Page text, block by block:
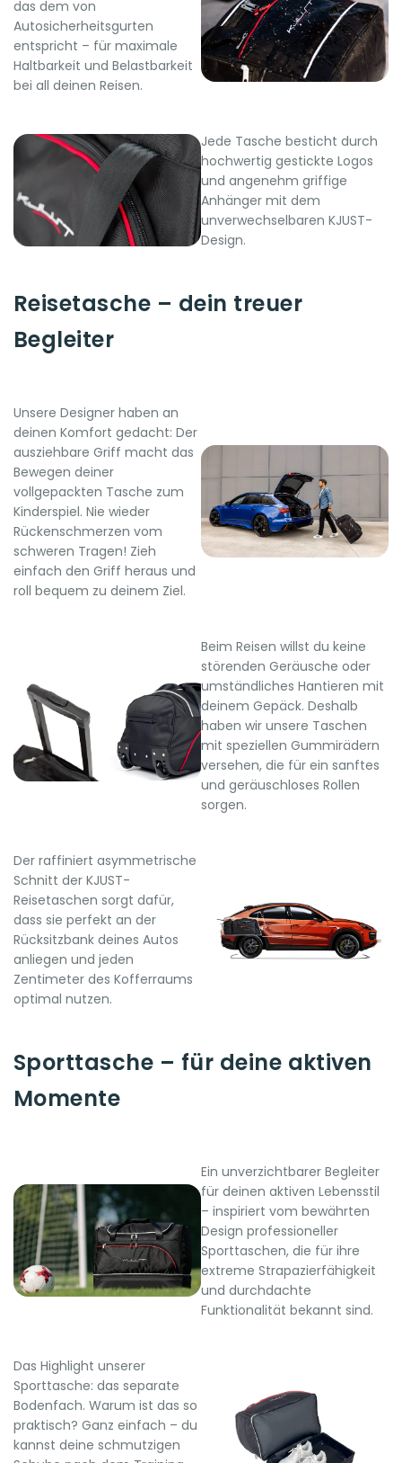
das dem von
Autosicherheitsgurten
entspricht – für maximale
Haltbarkeit und Belastbarkeit
bei all deinen Reisen.
Jede Tasche besticht durch
hochwertig gestickte Logos
und angenehm griffige
Anhänger mit dem
unverwechselbaren KJUST-
Design.
Reisetasche – dein treuer
Begleiter
Unsere Designer haben an
deinen Komfort gedacht: Der
ausziehbare Griff macht das
Bewegen deiner
vollgepackten Tasche zum
Kinderspiel. Nie wieder
Rückenschmerzen vom
schweren Tragen! Zieh
einfach den Griff heraus und
roll bequem zu deinem Ziel.
Beim Reisen willst du keine
störenden Geräusche oder
umständliches Hantieren mit
deinem Gepäck. Deshalb
haben wir unsere Taschen
mit speziellen Gummirädern
versehen, die für ein sanftes
und geräuschloses Rollen
sorgen.
Der raffiniert asymmetrische
Schnitt der KJUST-
Reisetaschen sorgt dafür,
dass sie perfekt an der
Rücksitzbank deines Autos
anliegen und jeden
Zentimeter des Kofferraums
optimal nutzen.
Sporttasche – für deine aktiven
Momente
Ein unverzichtbarer Begleiter
für deinen aktiven Lebensstil
– inspiriert vom bewährten
Design professioneller
Sporttaschen, die für ihre
extreme Strapazierfähigkeit
und durchdachte
Funktionalität bekannt sind.
Das Highlight unserer
Sporttasche: das separate
Bodenfach. Warum ist das so
praktisch? Ganz einfach – du
kannst deine schmutzigen